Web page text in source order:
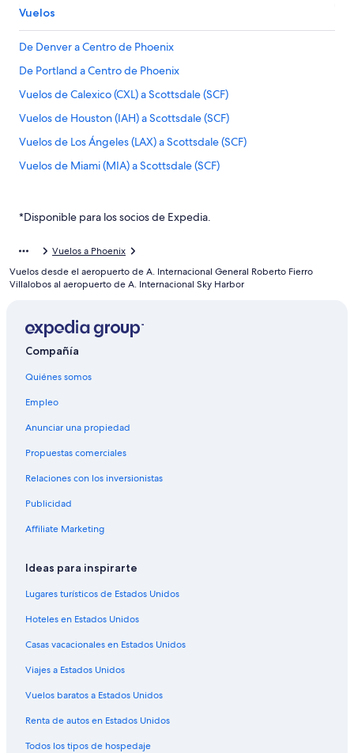
Vuelos
De Denver a Centro de Phoenix
De Portland a Centro de Phoenix
Vuelos de Calexico (CXL) a Scottsdale (SCF)
Vuelos de Houston (IAH) a Scottsdale (SCF)
Vuelos de Los Ángeles (LAX) a Scottsdale (SCF)
Vuelos de Miami (MIA) a Scottsdale (SCF)
De Denver a Glendale
Vuelos de Albuquerque (ABQ) a Mesa (AZA)
Vuelos de Albany (ABY) a Mesa (AZA)
Vuelos de Amarillo (AMA) a Mesa (AZA)
Vuelos de Assab (ASA) a Mesa (AZA)
Vuelos de Appleton (ATW) a Mesa (AZA)
Vuelos de Hartford (BDL) a Mesa (AZA)
Vuelos de Billings (BIL) a Mesa (AZA)
Vuelos de Bismarck (BIS) a Mesa (AZA)
Vuelos de Bloomington (BMI) a Mesa (AZA)
Vuelos de Burbank (BUR) a Mesa (AZA)
Vuelos de Cedar Rapids (CID) a Mesa (AZA)
Vuelos de Charlotte (CLT) a Mesa (AZA)
Vuelos de Champaign (CMI) a Mesa (AZA)
Vuelos de Corpus Christi (CRP) a Mesa (AZA)
Vuelos de Culiacán (CUL) a Mesa (AZA)
*Disponible para los socios de Expedia.
Vuelos a Phoenix
Vuelos desde el aeropuerto de A. Internacional General Roberto Fierro
Villalobos al aeropuerto de A. Internacional Sky Harbor
Compañía
Quiénes somos
Empleo
Anunciar una propiedad
Propuestas comerciales
Relaciones con los inversionistas
Publicidad
Affiliate Marketing
Ideas para inspirarte
Lugares turísticos de Estados Unidos
Hoteles en Estados Unidos
Casas vacacionales en Estados Unidos
Viajes a Estados Unidos
Vuelos baratos a Estados Unidos
Renta de autos en Estados Unidos
Todos los tipos de hospedaje